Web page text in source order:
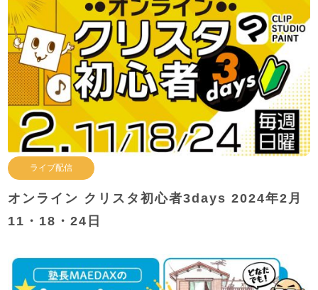
ライブ配信
オンライン クリスタ初心者3days 2024年2月
11・18・24日